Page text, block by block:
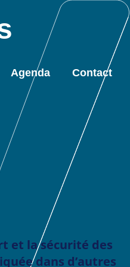
Agenda Contact
et la sécurité des
dans d’autres